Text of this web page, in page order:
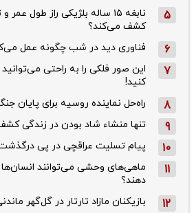
5
نابغه ۱۵ ساله بلژیکی راز طول
کشف می‌کند؟
6 فناوری دید در شب چگونه عمل
7
این صور فلکی را به راحتی
کنید!
8 راه‌حل نماینده روسیه برای پایان
9 تنها منشاء شاد بودن در زندگی
10 پیام تسلیت عراقچی در پی
11
ماهی‌های وحشی می‌توانند
دهند؟
12 بازیکنان مازاد تارتار در گل‌گهر